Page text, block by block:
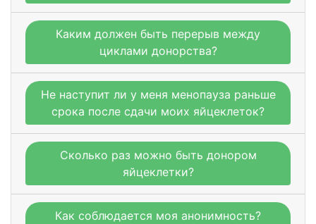
Каким должен быть перерыв между
циклами донорства?
Не наступит ли у меня менопауза раньше
срока после сдачи моих яйцеклеток?
Сколько раз можно быть донором
яйцеклетки?
Как соблюдается моя анонимность?